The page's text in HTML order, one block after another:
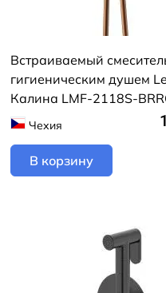
Встраиваемый
гигиеническим душем
Калина LMF-2118S-
(розовое золото)
Чехия
В корзину